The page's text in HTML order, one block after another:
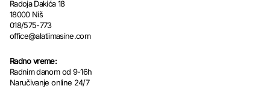
Radoja Dakića 18
18000 Niš
018/575-773
office@alatiimasine.com
Radno vreme:
Radnim danom od 9-16h
Naručivanje online 24/7